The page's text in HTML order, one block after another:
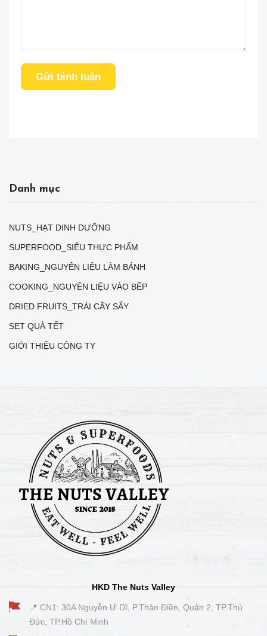
Gửi bình luận
Danh mục
NUTS_HẠT DINH DƯỠNG
SUPERFOOD_SIÊU THỰC PHẨM
BAKING_NGUYÊN LIỆU LÀM BÁNH
COOKING_NGUYÊN LIỆU VÀO BẾP
DRIED FRUITS_TRÁI CÂY SẤY
SET QUÀ TẾT
GIỚI THIỆU CÔNG TY
HKD The Nuts Valley
📍 CN1: 30A Nguyễn Ư Dĩ, P.Thảo Điền, Quận 2, TP.Thủ
Đức, TP.Hồ Chí Minh